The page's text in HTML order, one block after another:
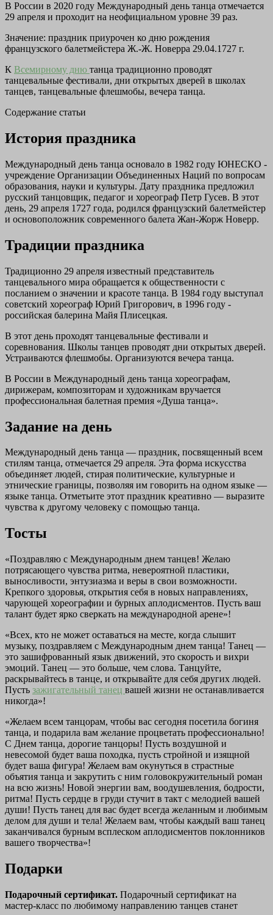
В России в 2020 году Международный день танца отмечается
29 апреля и проходит на неофициальном уровне 39 раз.
Значение: праздник приурочен ко дню рождения
французского балетмейстера Ж.-Ж. Новерра 29.04.1727 г.
К Всемирному дню танца традиционно проводят
танцевальные фестивали, дни открытых дверей в школах
танцев, танцевальные флешмобы, вечера танца.
Содержание статьи
История праздника
Международный день танца основало в 1982 году ЮНЕСКО -
учреждение Организации Объединенных Наций по вопросам
образования, науки и культуры. Дату праздника предложил
русский танцовщик, педагог и хореограф Петр Гусев. В этот
день, 29 апреля 1727 года, родился французский балетмейстер
и основоположник современного балета Жан-Жорж Новерр.
Традиции праздника
Традиционно 29 апреля известный представитель
танцевального мира обращается к общественности с
посланием о значении и красоте танца. В 1984 году выступал
советский хореограф Юрий Григорович, в 1996 году -
российская балерина Майя Плисецкая.
В этот день проходят танцевальные фестивали и
соревнования. Школы танцев проводят дни открытых дверей.
Устраиваются флешмобы. Организуются вечера танца.
В России в Международный день танца хореографам,
дирижерам, композиторам и художникам вручается
профессиональная балетная премия «Душа танца».
Задание на день
Международный день танца — праздник, посвященный всем
стилям танца, отмечается 29 апреля. Эта форма искусства
объединяет людей, стирая политические, культурные и
этнические границы, позволяя им говорить на одном языке —
языке танца. Отметьите этот праздник креативно — выразите
чувства к другому человеку с помощью танца.
Тосты
«Поздравляю с Международным днем танцев! Желаю
потрясающего чувства ритма, невероятной пластики,
выносливости, энтузиазма и веры в свои возможности.
Крепкого здоровья, открытия себя в новых направлениях,
чарующей хореографии и бурных аплодисментов. Пусть ваш
талант будет ярко сверкать на международной арене»!
«Всех, кто не может оставаться на месте, когда слышит
музыку, поздравляем с Международным днем танца! Танец —
это зашифрованный язык движений, это скорость и вихри
эмоций. Танец — это больше, чем слова. Танцуйте,
раскрывайтесь в танце, и открывайте для себя других людей.
Пусть зажигательный танец вашей жизни не останавливается
никогда»!
«Желаем всем танцорам, чтобы вас сегодня посетила богиня
танца, и подарила вам желание процветать профессионально!
С Днем танца, дорогие танцоры! Пусть воздушной и
невесомой будет ваша походка, пусть стройной и изящной
будет ваша фигура! Желаем вам окунуться в страстные
объятия танца и закрутить с ним головокружительный роман
на всю жизнь! Новой энергии вам, воодушевления, бодрости,
ритма! Пусть сердце в груди стучит в такт с мелодией вашей
души! Пусть танец для вас будет всегда желанным и любимым
делом для души и тела! Желаем вам, чтобы каждый ваш танец
заканчивался бурным всплеском аплодисментов поклонников
вашего творчества»!
Подарки
Подарочный сертификат. Подарочный сертификат на
мастер-класс по любимому направлению танцев станет